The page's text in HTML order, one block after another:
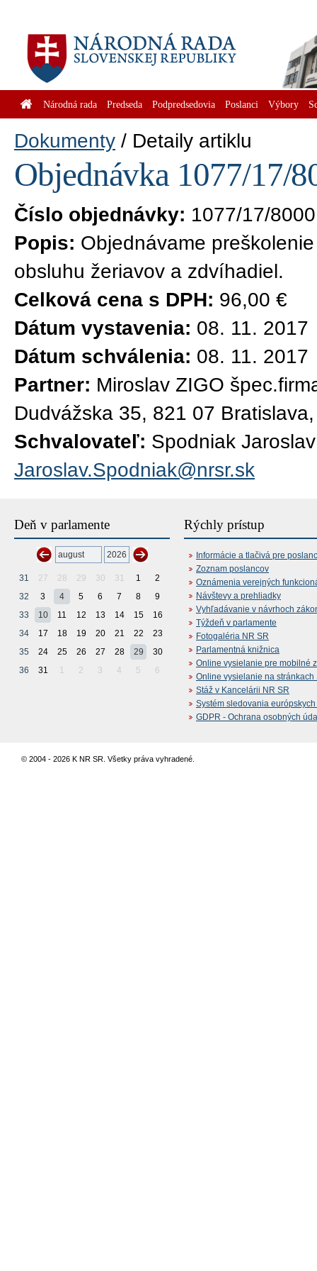
Národná rada Predseda Podpredsedovia Poslanci Výbory
Dokumenty Detaily artiklu
Objednávka 1077/17/
Číslo objednávky: 1077/17/8000
Popis: Objednávame
obsluhu žeriavov a zdvíhadiel.
Celková cena s DPH: 96,00 €
Dátum vystavenia: 08. 11. 2017
Dátum schválenia: 08. 11. 2017
Partner: Miroslav ZIGO
Dudvážska 35, 821 07
Schvalovateľ: Spodniak
Jaroslav.Spodniak@nrsr.sk
Deň v parlamente
31 27 28 29 30 31 1
2
32
3 4 5 6 7 8
9
33
10 11 12 13 14 15
16
34
17 18 19 20 21 22
23
35
24 25 26 27 28 29
30
36
31 1 2 3 4 5 6
Rýchly prístup
Informácie a tlačivá pre
Zoznam poslancov
Oznámenia verejných
Návštevy a prehliadky
Vyhľadávanie v návrhoch
Týždeň v parlamente
Fotogaléria NR SR
Parlamentná knižnica
Online vysielanie pre mobilné
Online vysielanie na stránkach
Stáž v Kancelárii NR SR
Systém sledovania
GDPR - Ochrana osobných
© 2004 - 2026 K NR SR. Všetky práva vyhradené.